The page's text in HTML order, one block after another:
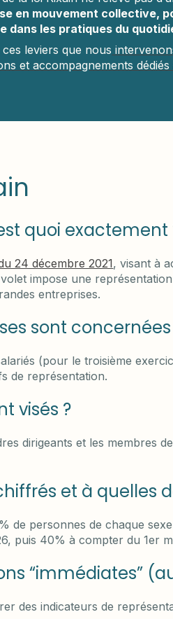
en mouvement collective,
dans les pratiques du
ces leviers que nous
et accompagnements
quoi exactement
24 décembre 2021, visant à
impose une
entreprises.
sont concernées
(pour le troisième
de représentation.
visés ?
dirigeants et les membres
et à quelles
de personnes de chaque
puis 40% à compter du 1er
“immédiates”
des indicateurs de